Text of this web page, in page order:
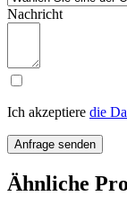
Nachricht
Ich akzeptiere die
Anfrage senden
Ähnliche